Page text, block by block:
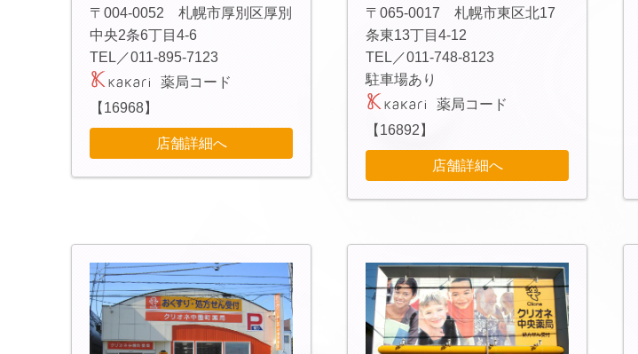
〒004-0052 札幌市厚別区厚別
中央2条6丁目4-6
TEL／011-895-7123
薬局コード
【16968】
店舗詳細へ
〒065-0017 札幌市東区北17
条東13丁目4-12
TEL／011-748-8123
駐車場あり
薬局コード
【16892】
店舗詳細へ